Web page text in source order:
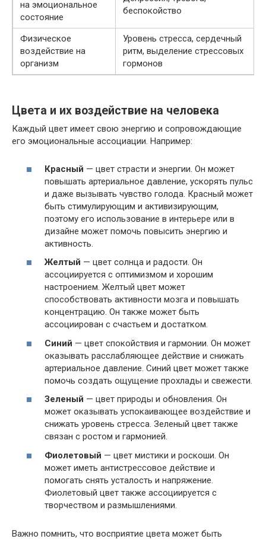
на эмоциональное
состояние
беспокойство
Физическое
воздействие на
организм
Уровень стресса, сердечный
ритм, выделение стрессовых
гормонов
Цвета и их воздействие на человека
Каждый цвет имеет свою энергию и сопровождающие
его эмоциональные ассоциации. Например:
Красный — цвет страсти и энергии. Он может
повышать артериальное давление, ускорять пульс
и даже вызывать чувство голода. Красный может
быть стимулирующим и активизирующим,
поэтому его использование в интерьере или в
дизайне может помочь повысить энергию и
активность.
Желтый — цвет солнца и радости. Он
ассоциируется с оптимизмом и хорошим
настроением. Желтый цвет может
способствовать активности мозга и повышать
концентрацию. Он также может быть
ассоциирован с счастьем и достатком.
Синий — цвет спокойствия и гармонии. Он может
оказывать расслабляющее действие и снижать
артериальное давление. Синий цвет может также
помочь создать ощущение прохлады и свежести.
Зеленый — цвет природы и обновления. Он
может оказывать успокаивающее воздействие и
снижать уровень стресса. Зеленый цвет также
связан с ростом и гармонией.
Фиолетовый — цвет мистики и роскоши. Он
может иметь антистрессовое действие и
помогать снять усталость и напряжение.
Фиолетовый цвет также ассоциируется с
творчеством и размышлениями.
Важно помнить, что восприятие цвета может быть